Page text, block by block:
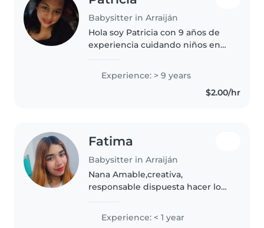
Babysitter in Arraiján
Hola soy Patricia con 9 años de
experiencia cuidando niños en
adolescentes. Apoyarlos en su
cuidado diarios y tareas escolares
. También estoy cómodo/a con..
Experience: > 9 years
$2.00/hr
Fatima
Babysitter in Arraiján
Nana Amable,creativa,
responsable dispuesta hacer lo
Experience: < 1 year